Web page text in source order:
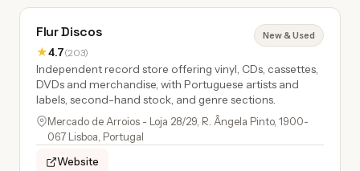
Flur Discos
★4.7(203)
New & Used
Independent record store offering vinyl, CDs, cassettes,
DVDs and merchandise, with Portuguese artists and
labels, second-hand stock, and genre sections.
Mercado de Arroios - Loja 28/29, R. Ângela Pinto, 1900-
067 Lisboa, Portugal
Website